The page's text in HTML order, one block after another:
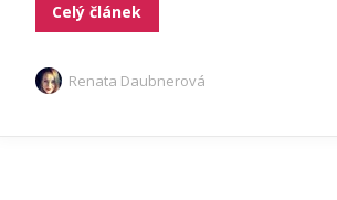
Celý článek
Renata Daubnerová